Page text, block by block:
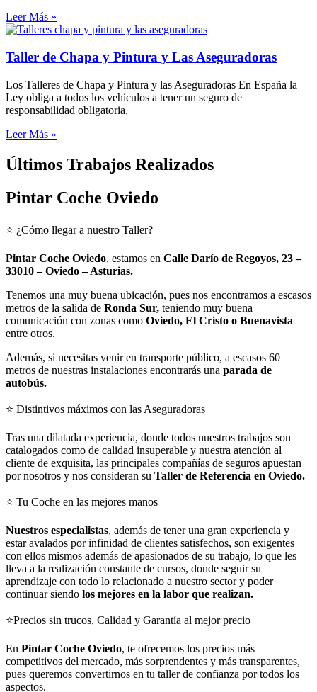
Leer Más »
Taller de Chapa y Pintura y Las Aseguradoras
Los Talleres de Chapa y Pintura y las Aseguradoras En España la
Ley obliga a todos los vehículos a tener un seguro de
responsabilidad obligatoria,
Leer Más »
Últimos Trabajos Realizados
Pintar Coche Oviedo
⭐ ¿Cómo llegar a nuestro Taller?
Pintar Coche Oviedo, estamos en Calle Darío de Regoyos, 23 –
33010 – Oviedo – Asturias.
Tenemos una muy buena ubicación, pues nos encontramos a escasos
metros de la salida de Ronda Sur, teniendo muy buena
comunicación con zonas como Oviedo, El Cristo o Buenavista
entre otros.
Además, si necesitas venir en transporte público, a escasos 60
metros de nuestras instalaciones encontrarás una parada de
autobús.
⭐ Distintivos máximos con las Aseguradoras
Tras una dilatada experiencia, donde todos nuestros trabajos son
catalogados como de calidad insuperable y nuestra atención al
cliente de exquisita, las principales compañías de seguros apuestan
por nosotros y nos consideran su Taller de Referencia en Oviedo.
⭐ Tu Coche en las mejores manos
Nuestros especialistas, además de tener una gran experiencia y
estar avalados por infinidad de clientes satisfechos, son exigentes
con ellos mismos además de apasionados de su trabajo, lo que les
lleva a la realización constante de cursos, donde seguir su
aprendizaje con todo lo relacionado a nuestro sector y poder
continuar siendo los mejores en la labor que realizan.
⭐Precios sin trucos, Calidad y Garantía al mejor precio
En Pintar Coche Oviedo, te ofrecemos los precios más
competitivos del mercado, más sorprendentes y más transparentes,
pues queremos convertirnos en tu taller de confianza por todos los
aspectos.